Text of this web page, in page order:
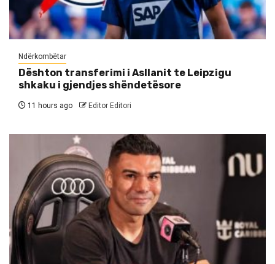
Ndërkombëtar
Dështon transferimi i Asllanit te Leipzigu
shkaku i gjendjes shëndetësore
11 hours ago Editor Editori